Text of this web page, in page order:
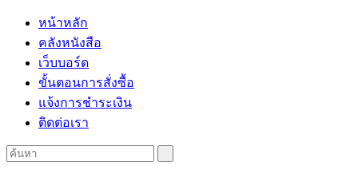
หน้าหลัก
คลังหนังสือ
เว็บบอร์ด
ขั้นตอนการสั่งซื้อ
แจ้งการชำระเงิน
ติดต่อเรา